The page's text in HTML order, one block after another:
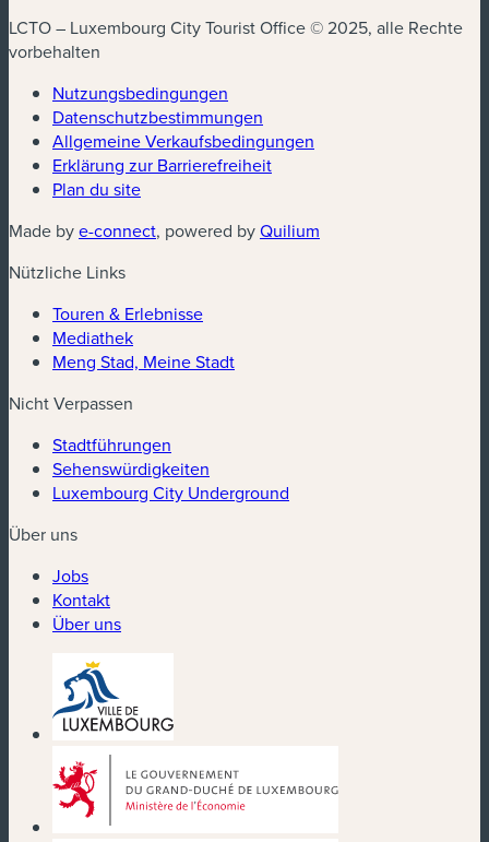
LCTO – Luxembourg City Tourist Office © 2025, alle Rechte
vorbehalten
Nutzungsbedingungen
Datenschutzbestimmungen
Allgemeine Verkaufsbedingungen
Erklärung zur Barrierefreiheit
Plan du site
Made bye-connect, powered byQuilium
Nützliche Links
Touren & Erlebnisse
Mediathek
Meng Stad, Meine Stadt
Nicht Verpassen
Stadtführungen
Sehenswürdigkeiten
Luxembourg City Underground
Über uns
Jobs
Kontakt
Über uns